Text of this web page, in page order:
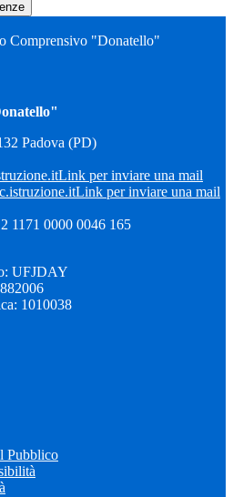
Comprensivo "Donatello"
Padova (PD)
Link per inviare una mail
Link per inviare una mail
1171 0000 0046 165
UFJDAY
1010038
Pubblico